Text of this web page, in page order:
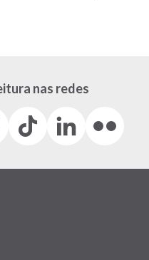
nas redes
Tiktok
(link
em
LinkedIn
(link
em
(link
em